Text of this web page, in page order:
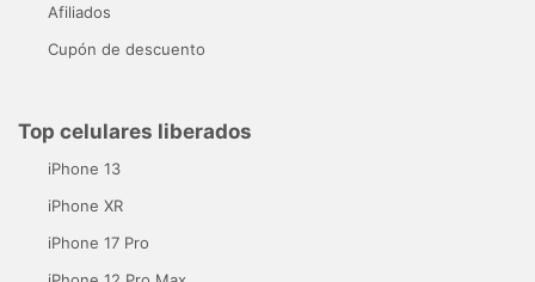
Afiliados
Cupón de descuento
Top celulares liberados
iPhone 13
iPhone XR
iPhone 17 Pro